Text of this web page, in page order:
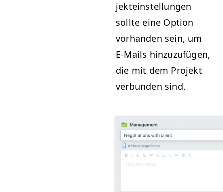
jek­te­in­stel­lun­gen
sollte eine Option
vorhan­den sein, um
E‑Mails hinzuzufü­gen,
die mit dem Pro­jekt
ver­bun­den sind.